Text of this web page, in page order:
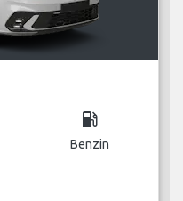
local_gas_station
Benzin